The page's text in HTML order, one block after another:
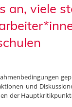
an, viele
und
der